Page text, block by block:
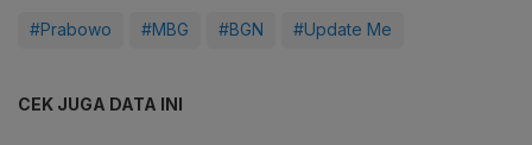
#Prabowo #MBG #BGN #Update Me
CEK JUGA DATA INI